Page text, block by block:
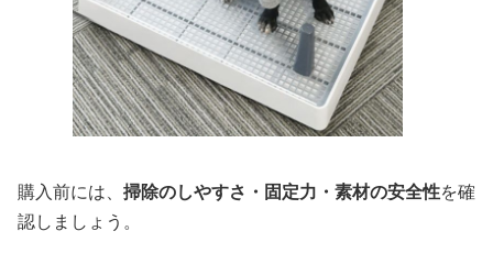
購入前には、 掃除のしやすさ・固定力・素材の安全性を確
認しましょう。